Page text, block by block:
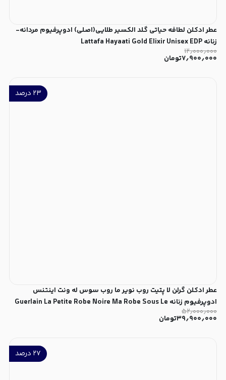
عطر ادکلن لطافه حیاتی گلد الکسیر طلایی(اصلی) ادوپرفیوم مردانه-
زنانه Lattafa Hayaati Gold Elixir Unisex EDP
۱۲٫۰۰۰٫۰۰۰
۷٫۹۰۰٫۰۰۰تومان
۲۳ درصد
عطر ادکلن گرلن لا پتیت روب نویر ما روب سوس له ونت اینتنس
ادوپرفیوم زنانه Guerlain La Petite Robe Noire Ma Robe Sous Le
Vent Intense for Women EDP
۵۲٫۰۰۰٫۰۰۰
۳۹٫۹۰۰٫۰۰۰تومان
۲۷ درصد